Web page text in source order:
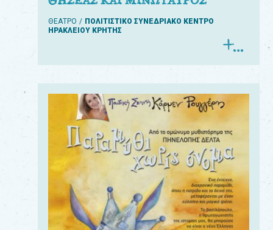
ΘΕΑΤΡΟ
ΠΟΛΙΤΙΣΤΙΚΟ ΣΥΝΕΔΡΙΑΚΟ ΚΕΝΤΡΟ
ΗΡΑΚΛΕΙΟΥ ΚΡΗΤΗΣ